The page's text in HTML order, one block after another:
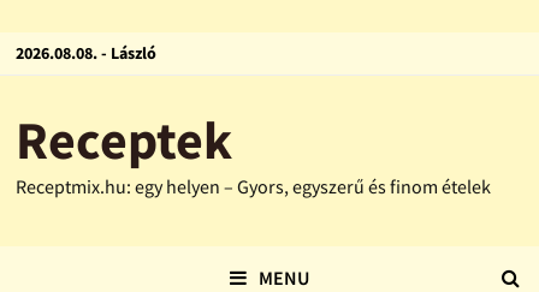
2026.08.08. - László
Receptek
Receptmix.hu: egy helyen – Gyors, egyszerű és finom ételek
MENU